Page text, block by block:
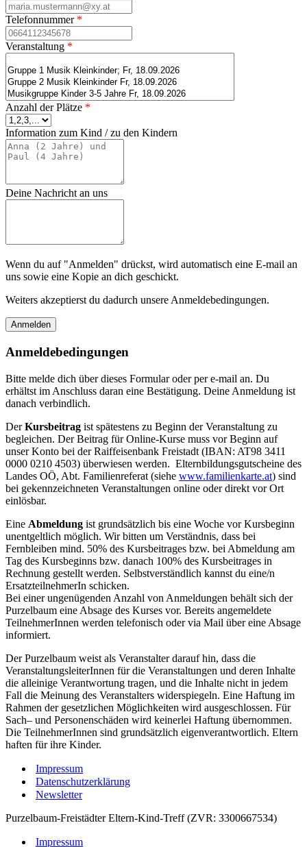
Telefonnummer *
Veranstaltung *
Anzahl der Plätze *
Information zum Kind / zu den Kindern
Deine Nachricht an uns
Wenn du auf "Anmelden" drückst, wird automatisch eine E-mail an
uns sowie eine Kopie an dich geschickt.
Weiters akzeptierst du dadurch unsere Anmeldebedingungen.
Anmeldebedingungen
Bitte melde dich über dieses Formular oder per e-mail an. Du
erhältst im Anschluss daran eine Bestätigung. Deine Anmeldung ist
danach verbindlich.
DerKursbeitrag ist spätestens zu Beginn der Veranstaltung zu
begleichen. Der Beitrag für Online-Kurse muss vor Beginn auf
unser Konto bei der Raiffeisenbank Freistadt (IBAN: AT98 3411
0000 0210 4503) überwiesen werden. Elternbildungsgutscheine des
Landes OÖ, Abt. Familienreferat (siehe www.familienkarte.at) sind
bei gekennzeichneten Veranstaltungen online oder direkt vor Ort
einlösbar.
Eine Abmeldung ist grundsätzlich bis eine Woche vor Kursbeginn
unentgeltlich möglich. Wir bitten um Verständnis, dass bei
Fernbleiben mind. 50% des Kursbeitrages bzw. bei Abmeldung am
Tag des Kursbeginns bzw. danach 100% des Kursbeitrages in
Rechnung gestellt werden. Selbstverständlich kannst du eine/n
ErsatzteilnehmerIn schicken.
Bei einer ungenügenden Anzahl von Anmeldungen behält sich der
Purzelbaum eine Absage des Kurses vor. Bereits angemeldete
TeilnehmerInnen werden telefonisch oder via Mail über eine Absage
informiert.
Der Purzelbaum weist als Veranstalter darauf hin, dass die
VeranstaltungsleiterInnen für die Veranstaltungen und deren Inhalte
die alleinige Verantwortung tragen, und die Inhalte nicht in jedem
Fall die Meinung des Veranstalters widerspiegeln. Eine Haftung im
Rahmen der gesetzlichen Möglichkeiten wird ausgeschlossen. Für
Sach– und Personenschäden wird keinerlei Haftung übernommen.
Die TeilnehmerInnen sind grundsätzlich eigenverantwortlich. Eltern
haften für ihre Kinder.
Impressum
Datenschutzerklärung
Newsletter
Purzelbaum-Freistädter Eltern-Kind-Treff (ZVR: 3300667534)
Impressum